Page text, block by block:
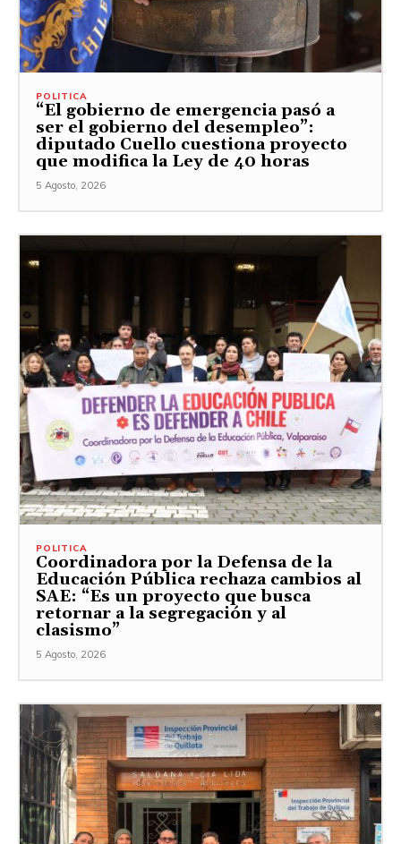
POLITICA
“El gobierno de emergencia pasó a
ser el gobierno del desempleo”:
diputado Cuello cuestiona proyecto
que modifica la Ley de 40 horas
5 Agosto, 2026
POLITICA
Coordinadora por la Defensa de la
Educación Pública rechaza cambios al
SAE: “Es un proyecto que busca
retornar a la segregación y al
clasismo”
5 Agosto, 2026